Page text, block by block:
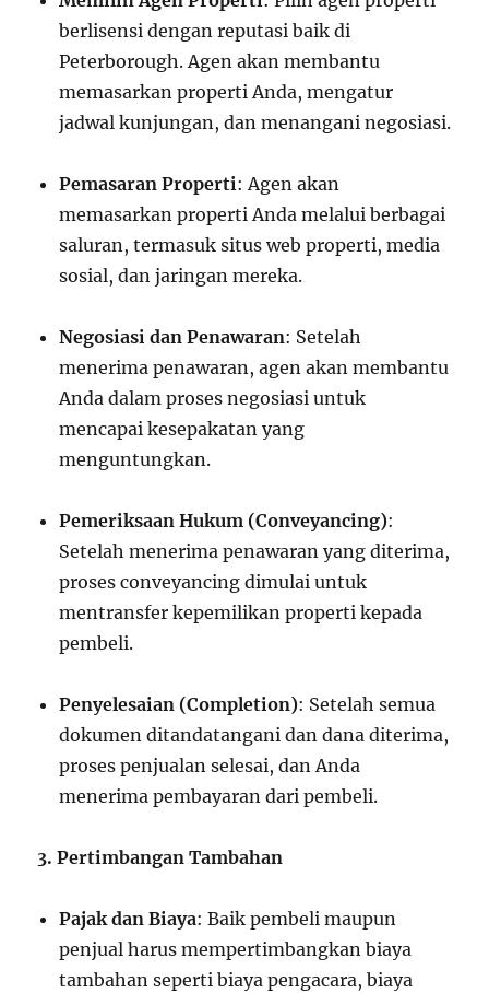
berlisensi dengan reputasi baik di
Peterborough. Agen akan membantu
memasarkan properti Anda, mengatur
jadwal kunjungan, dan menangani negosiasi.
Pemasaran Properti: Agen akan
memasarkan properti Anda melalui berbagai
saluran, termasuk situs web properti, media
sosial, dan jaringan mereka.
Negosiasi dan Penawaran: Setelah
menerima penawaran, agen akan membantu
Anda dalam proses negosiasi untuk
mencapai kesepakatan yang
menguntungkan.
Pemeriksaan Hukum (Conveyancing):
Setelah menerima penawaran yang diterima,
proses conveyancing dimulai untuk
mentransfer kepemilikan properti kepada
pembeli.
Penyelesaian (Completion): Setelah semua
dokumen ditandatangani dan dana diterima,
proses penjualan selesai, dan Anda
menerima pembayaran dari pembeli.
3. Pertimbangan Tambahan
Pajak dan Biaya: Baik pembeli maupun
penjual harus mempertimbangkan biaya
tambahan seperti biaya pengacara, biaya